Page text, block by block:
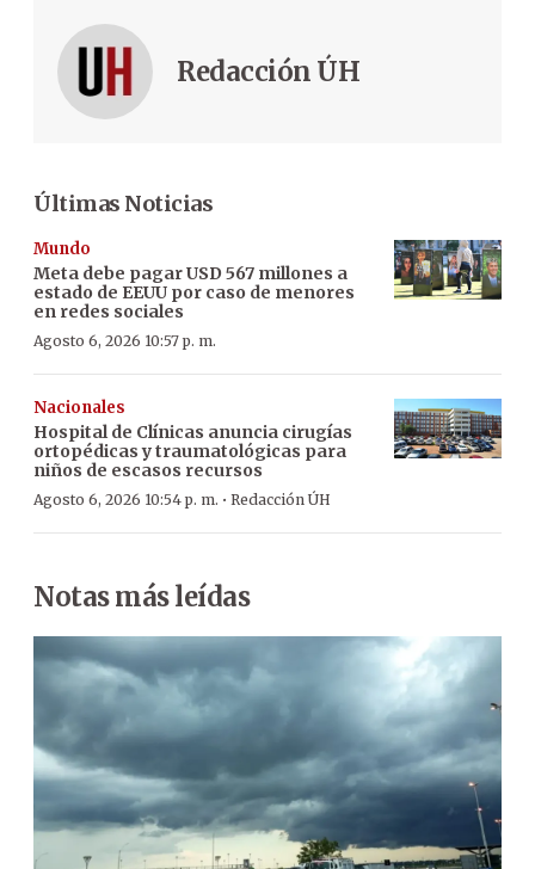
Redacción ÚH
Últimas Noticias
Mundo
Meta debe pagar USD 567 millones a
estado de EEUU por caso de menores
en redes sociales
Agosto 6, 2026 10:57 p. m.
Nacionales
Hospital de Clínicas anuncia cirugías
ortopédicas y traumatológicas para
niños de escasos recursos
Agosto 6, 2026 10:54 p. m. · Redacción ÚH
Notas más leídas